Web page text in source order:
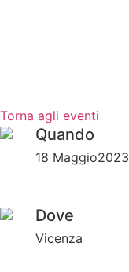
Torna agli eventi
Quando
18 Maggio2023
Dove
Vicenza